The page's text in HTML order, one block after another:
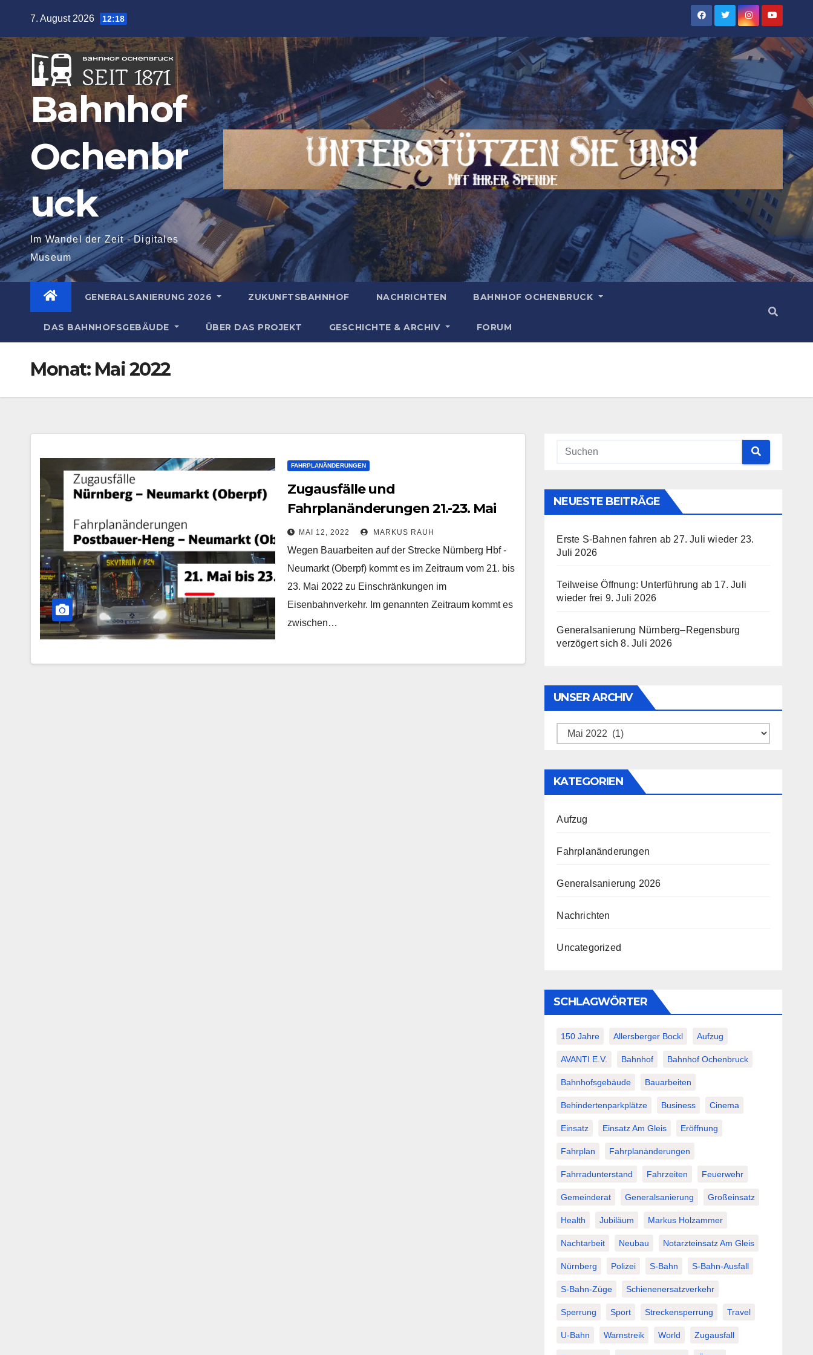
springen
7. August 2026 12:18
Bahnhof
Ochenbr
uck
Im Wandel der Zeit - Digitales
Museum
GENERALSANIERUNG 2026 ZUKUNFTSBAHNHOF NACHRICHTEN BAHNHOF OCHENBRUCK
DAS BAHNHOFSGEBÄUDE ÜBER DAS PROJEKT GESCHICHTE & ARCHIV FORUM
Monat: Mai 2022
FAHRPLANÄNDERUNGEN
Zugausfälle und
Fahrplanänderungen 21.-23. Mai
2022
MAI 12, 2022 MARKUS RAUH
Wegen Bauarbeiten auf der Strecke Nürnberg Hbf -
Neumarkt (Oberpf) kommt es im Zeitraum vom 21. bis
23. Mai 2022 zu Einschränkungen im
Eisenbahnverkehr. Im genannten Zeitraum kommt es
zwischen…
NEUESTE BEITRÄGE
Erste S-Bahnen fahren ab 27. Juli wieder 23.
Juli 2026
Teilweise Öffnung: Unterführung ab 17. Juli
wieder frei 9. Juli 2026
Generalsanierung Nürnberg–Regensburg
verzögert sich 8. Juli 2026
UNSER ARCHIV
Unser
KATEGORIEN
Aufzug
Fahrplanänderungen
Generalsanierung 2026
Nachrichten
Uncategorized
SCHLAGWÖRTER
150 Jahre Allersberger Bockl Aufzug
AVANTI E.V. Bahnhof Bahnhof Ochenbruck
Bahnhofsgebäude Bauarbeiten
Behindertenparkplätze Business Cinema
Einsatz Einsatz Am Gleis Eröffnung
Fahrplan Fahrplanänderungen
Fahrradunterstand Fahrzeiten Feuerwehr
Gemeinderat Generalsanierung Großeinsatz
Health Jubiläum Markus Holzammer
Nachtarbeit Neubau Notarzteinsatz Am Gleis
Nürnberg Polizei S-Bahn S-Bahn-Ausfall
S-Bahn-Züge Schienenersatzverkehr
Sperrung Sport Streckensperrung Travel
U-Bahn Warnstreik World Zugausfall